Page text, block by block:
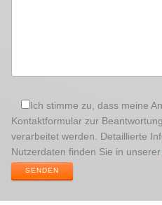
Ich stimme zu, dass meine
Kontaktformular zur
verarbeitet werden. Detaillierte
Nutzerdaten finden Sie in unserer
SENDEN